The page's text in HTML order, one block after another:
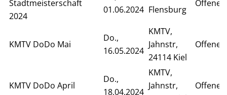
Stadtmeisterschaft
2024
01.06.2024 Flensburg
KMTV DoDo Mai
Do.,
16.05.2024
KMTV,
Jahnstr,
24114 Kiel
KMTV DoDo April
Do.,
18.04.2024
KMTV,
Jahnstr,